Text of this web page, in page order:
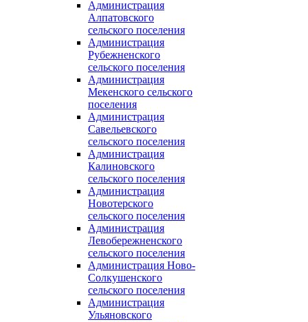
Администрация
Алпатовского
сельского поселения
Администрация
Рубежненского
сельского поселения
Администрация
Мекенского сельского
поселения
Администрация
Савельевского
сельского поселения
Администрация
Калиновского
сельского поселения
Администрация
Новотерского
сельского поселения
Администрация
Левобережненского
сельского поселения
Администрация Ново-
Солкушенского
сельского поселения
Администрация
Ульяновского